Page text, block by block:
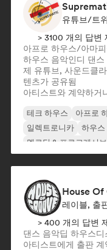
유튜브/트
> 3100 개의 답변
아프로 하우스/아마피
하우스 음악인디 댄스
제 유튜브, 사운드클
텐츠가 공유됨
아티스트와 계약하거
테크 하우스 아프로
일렉트로니카
하우스
멜로딕 & 프로그레시브
House Of
레이블, 출
> 400 개의 답변
댄스 음악딥 하우스디
아티스트에게 출판 계